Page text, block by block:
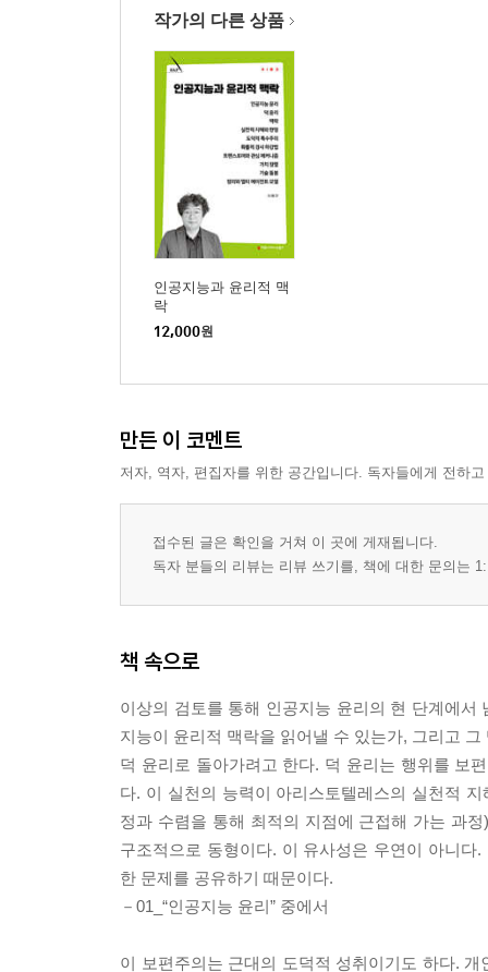
작가의 다른 상품
인공지능과 윤리적 맥
락
12,000원
만든 이 코멘트
저자, 역자, 편집자를 위한 공간입니다. 독자들에게 전하
접수된 글은 확인을 거쳐 이 곳에 게재됩니다.
독자 분들의 리뷰는 리뷰 쓰기를, 책에 대한 문의는
책 속으로
이상의 검토를 통해 인공지능 윤리의 현 단계에
지능이 윤리적 맥락을 읽어낼 수 있는가, 그리고
덕 윤리로 돌아가려고 한다. 덕 윤리는 행위를 보
다. 이 실천의 능력이 아리스토텔레스의 실천적
정과 수렴을 통해 최적의 지점에 근접해 가는 과
구조적으로 동형이다. 이 유사성은 우연이 아니다
한 문제를 공유하기 때문이다.
－01_“인공지능 윤리” 중에서
이 보편주의는 근대의 도덕적 성취이기도 하다.